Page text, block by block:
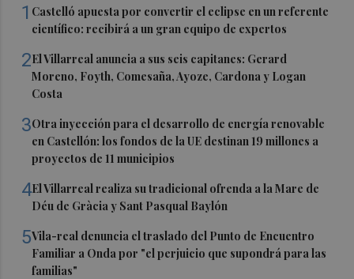
1 Castelló apuesta por convertir el eclipse en un referente
científico: recibirá a un gran equipo de expertos
2El Villarreal anuncia a sus seis capitanes: Gerard
Moreno, Foyth, Comesaña, Ayoze, Cardona y Logan
Costa
3Otra inyección para el desarrollo de energía renovable
en Castellón: los fondos de la UE destinan 19 millones a
proyectos de 11 municipios
4El Villarreal realiza su tradicional ofrenda a la Mare de
Déu de Gràcia y Sant Pasqual Baylón
5Vila-real denuncia el traslado del Punto de Encuentro
Familiar a Onda por "el perjuicio que supondrá para las
familias"